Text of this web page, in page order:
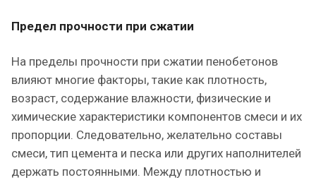
Предел прочности при сжатии
На пределы прочности при сжатии пенобетонов
влияют многие факторы, такие как плотность,
возраст, содержание влажности, физические и
химические характеристики компонентов смеси и их
пропорции. Следовательно, желательно составы
смеси, тип цемента и песка или других наполнителей
держать постоянными. Между плотностью и